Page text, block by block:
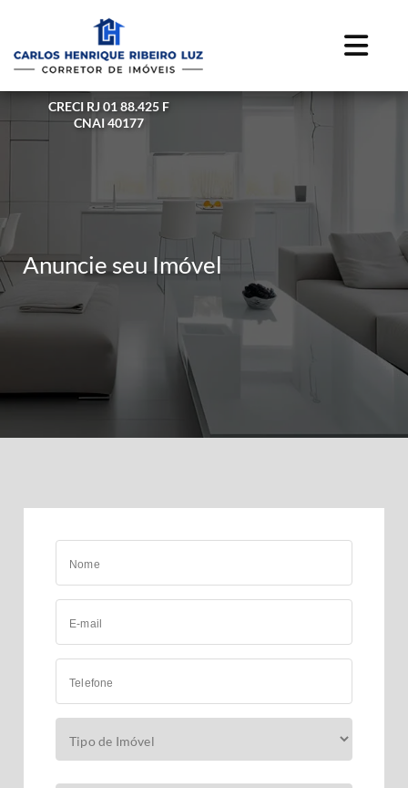
CRECI RJ 01 88.425 F
CNAI 40177
Anuncie seu Imóvel
Nome
E-mail
Telefone